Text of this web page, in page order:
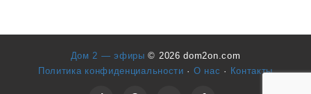
Дом 2 — эфиры© 2026 dom2on.com
Политика конфиденциальности · О нас · Контакты